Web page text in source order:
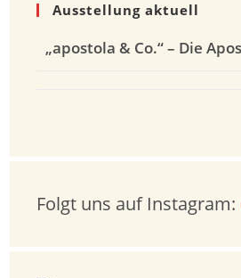
Ausstellung aktuell
„apostola & Co.“ – Die
Folgt uns auf Instagram: